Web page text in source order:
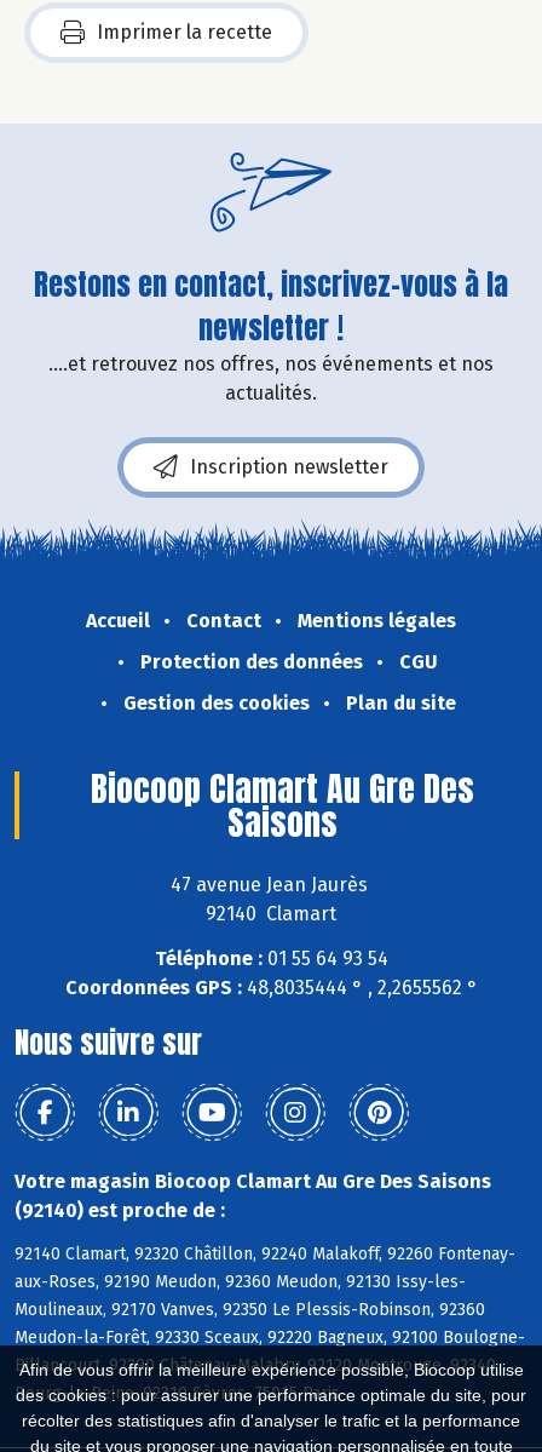
Afin de vous offrir la meilleure expérience possible, Biocoop utilise
des cookies : pour assurer une performance optimale du site, pour
récolter des statistiques afin d'analyser le trafic et la performance
du site et vous proposer une navigation personnalisée en toute
Imprimer la recette
Restons en contact, inscrivez-vous à la
newsletter !
....et retrouvez nos offres, nos événements et nos
actualités.
Inscription newsletter
Accueil Contact
Mentions légales
Protection des données
CGU
Gestion des cookies
Plan du site
Biocoop Clamart Au Gre Des
Saisons
47 avenue Jean Jaurès
92140 Clamart
Téléphone :01 55 64 93 54
Coordonnées GPS :48,8035444 ° , 2,2655562 °
Nous suivre sur
Votre magasin Biocoop Clamart Au Gre Des Saisons
(92140) est proche de :
92140 Clamart, 92320 Châtillon, 92240 Malakoff, 92260 Fontenay-
aux-Roses, 92190 Meudon, 92360 Meudon, 92130 Issy-les-
Moulineaux, 92170 Vanves, 92350 Le Plessis-Robinson, 92360
Meudon-la-Forêt, 92330 Sceaux, 92220 Bagneux, 92100 Boulogne-
Billancourt, 92290 Châtenay-Malabry, 92120 Montrouge, 92340
Bourg-la-Reine, 92310 Sèvres, 75015 Paris